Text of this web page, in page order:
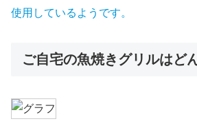
使用しているようです。
ご自宅の魚焼きグリルはど